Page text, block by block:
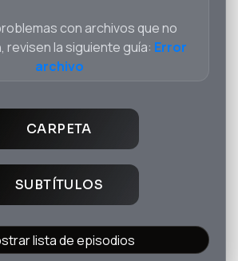
con archivos que no
revisen la siguiente guía: Error
archivo
CARPETA
SUBTÍTULOS
lista de episodios